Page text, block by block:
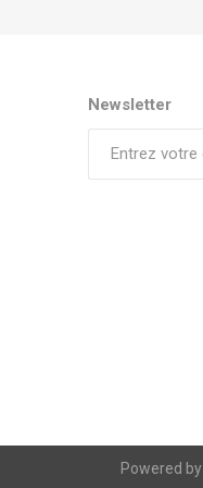
Newsletter
Powered by